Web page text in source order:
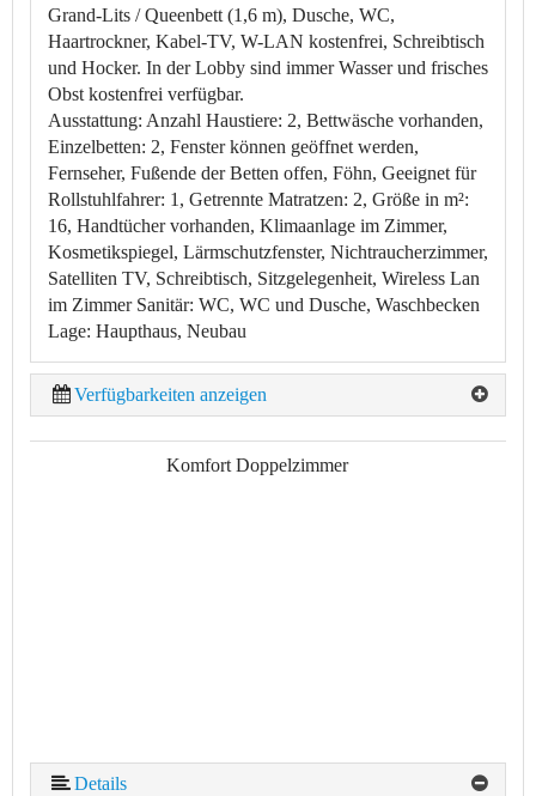
Grand-Lits / Queenbett (1,6 m), Dusche, WC,
Haartrockner, Kabel-TV, W-LAN kostenfrei, Schreibtisch
und Hocker. In der Lobby sind immer Wasser und frisches
Obst kostenfrei verfügbar.
Ausstattung: Anzahl Haustiere: 2, Bettwäsche vorhanden,
Einzelbetten: 2, Fenster können geöffnet werden,
Fernseher, Fußende der Betten offen, Föhn, Geeignet für
Rollstuhlfahrer: 1, Getrennte Matratzen: 2, Größe in m²:
16, Handtücher vorhanden, Klimaanlage im Zimmer,
Kosmetikspiegel, Lärmschutzfenster, Nichtraucherzimmer,
Satelliten TV, Schreibtisch, Sitzgelegenheit, Wireless Lan
im ZimmerSanitär: WC, WC und Dusche, Waschbecken
Lage: Haupthaus, Neubau
Verfügbarkeiten anzeigen
Komfort Doppelzimmer
Details